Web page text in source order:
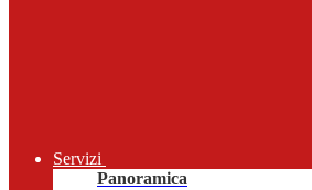
Servizi
Panoramica